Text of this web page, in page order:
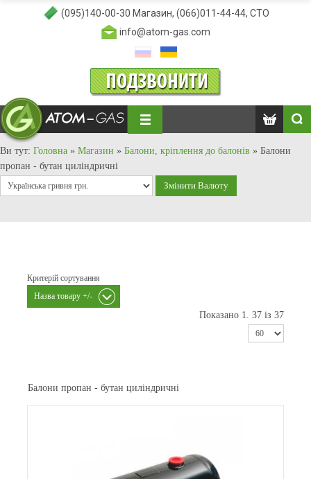
(095)140-00-30 Магазин, (066)011-44-44, СТО
info@atom-gas.com
Ви тут: Головна » Магазин » Балони, кріплення до балонів » Балони
пропан - бутан циліндричні
Критерій сортування
Назва товару +/-
Показано 1. 37 із 37
Балони пропан - бутан циліндричні